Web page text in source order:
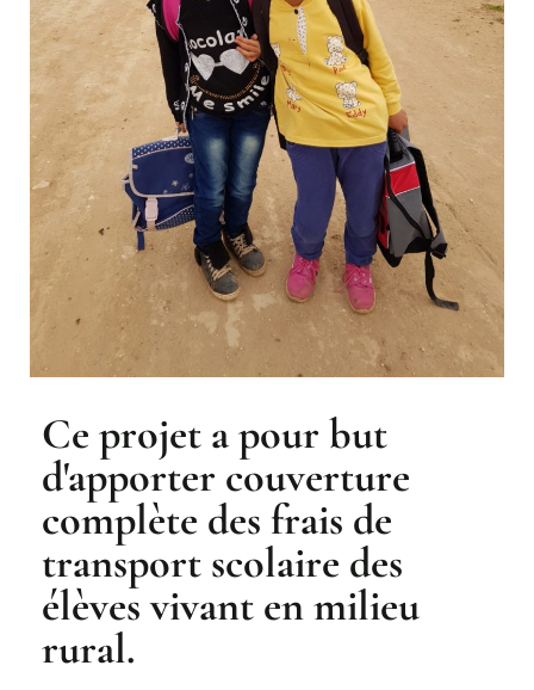
Ce projet a pour but
d'apporter couverture
complète des frais de
transport scolaire des
élèves vivant en milieu
rural.